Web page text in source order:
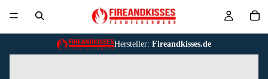
Hersteller: Fireandkisses.de